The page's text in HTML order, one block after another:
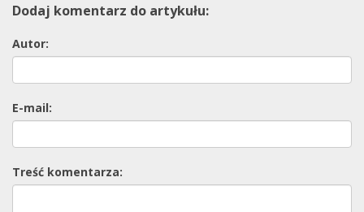
Dodaj komentarz do artykułu:
Autor:
E-mail:
Treść komentarza: